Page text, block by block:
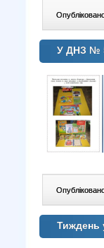
У ДНЗ №